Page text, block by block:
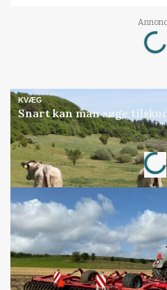
KVÆG
Snart kan man søge